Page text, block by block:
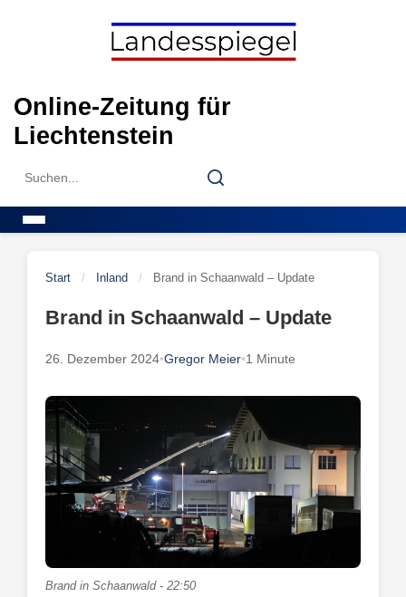
Online-Zeitung für
Liechtenstein
Search
Search
Start / Inland / Brand in Schaanwald – Update
Brand in Schaanwald – Update
26. Dezember 2024•Gregor Meier•1 Minute
Brand in Schaanwald - 22:50